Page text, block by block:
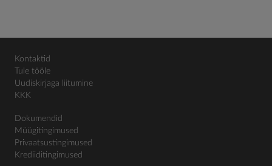
Kontaktid
Tule tööle
Uudiskirjaga liitumine
KKK
Dokumendid
Müügitingimused
Privaatsustingimused
Krediiditingimused